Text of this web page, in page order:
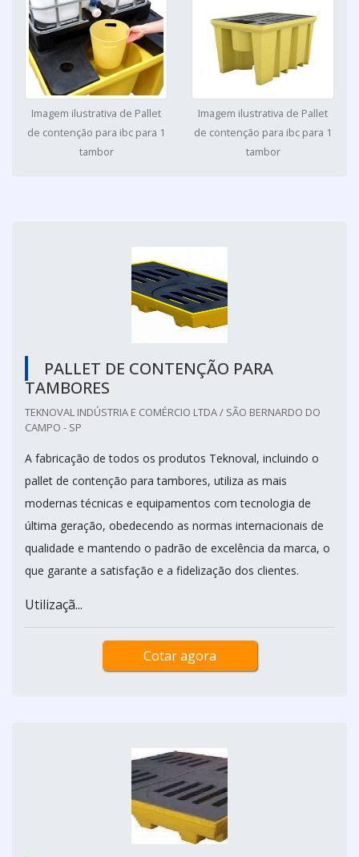
Imagem ilustrativa de Pallet
de contenção para ibc para 1
tambor
Imagem ilustrativa de Pallet
de contenção para ibc para 1
tambor
PALLET DE CONTENÇÃO PARA
TAMBORES
TEKNOVAL INDÚSTRIA E COMÉRCIO LTDA / SÃO BERNARDO DO
CAMPO - SP
A fabricação de todos os produtos Teknoval, incluindo o
pallet de contenção para tambores, utiliza as mais
modernas técnicas e equipamentos com tecnologia de
última geração, obedecendo as normas internacionais de
qualidade e mantendo o padrão de excelência da marca, o
que garante a satisfação e a fidelização dos clientes.
Utilizaçã...
Cotar agora